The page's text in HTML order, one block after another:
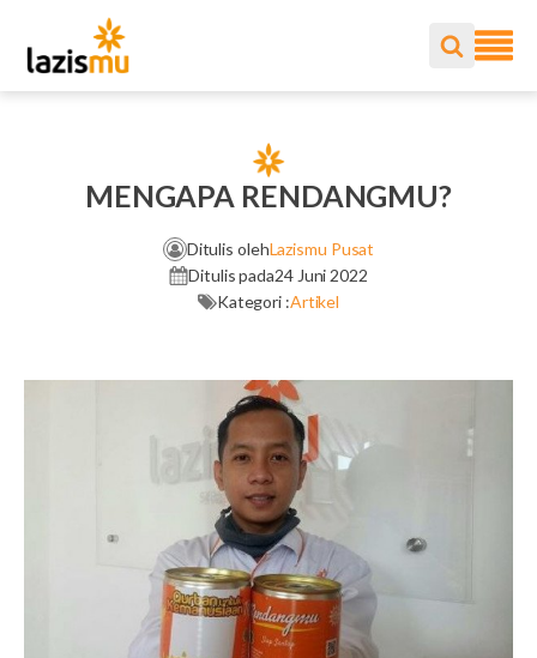
MENGAPA RENDANGMU?
Ditulis olehLazismu Pusat
Ditulis pada24 Juni 2022
Kategori :Artikel